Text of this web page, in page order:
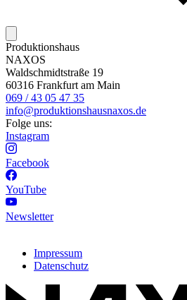
Produktionshaus
NAXOS
Waldschmidtstraße 19
60316 Frankfurt am Main
069 / 43 05 47 35
info@produktionshausnaxos.de
Folge uns:
Instagram
Facebook
YouTube
Newsletter
Impressum
Datenschutz